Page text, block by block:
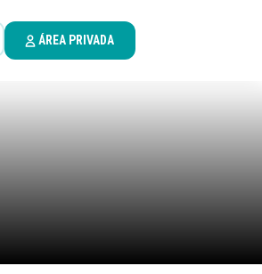
ÁREA PRIVADA